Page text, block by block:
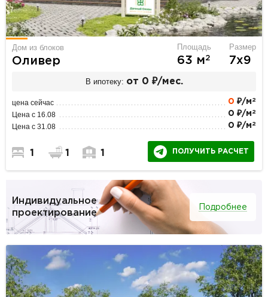
Дом из блоков
Оливер
Площадь
63 м2
Размер
7х9
В ипотеку: от 0 ₽/мес.
цена сейчас 0 ₽/м 2
Цена с 16.08 0 ₽/м 2
Цена с 31.08 0 ₽/м 2
1 1 1 ПОЛУЧИТЬ РАСЧЕТ
Индивидуальное
проектирование
Подробнее